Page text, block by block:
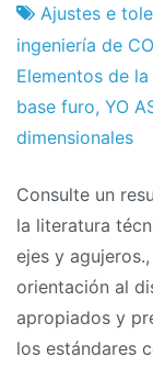
proyectos
enero
de
2024
Ajustes e
ingeniería de CO
Elementos de la
base furo, YO
dimensionales
Consulte un
la literatura
ejes y
orientación al
apropiados y
los estándares